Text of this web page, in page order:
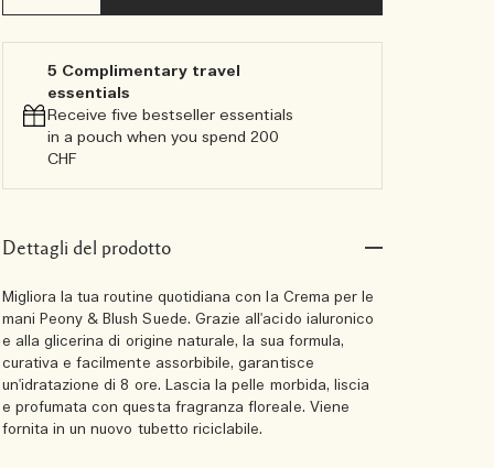
5 Complimentary travel
essentials​
Receive five bestseller essentials
in a pouch when you spend 200
CHF
Dettagli del prodotto
Migliora la tua routine quotidiana con la Crema per le
mani Peony & Blush Suede. Grazie all'acido ialuronico
e alla glicerina di origine naturale, la sua formula,
curativa e facilmente assorbibile, garantisce
un'idratazione di 8 ore. Lascia la pelle morbida, liscia
e profumata con questa fragranza floreale. Viene
fornita in un nuovo tubetto riciclabile.